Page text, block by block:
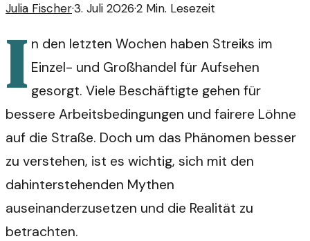
Julia Fischer·3. Juli 2026·2 Min. Lesezeit
I n den letzten Wochen haben Streiks im
Einzel- und Großhandel für Aufsehen
gesorgt. Viele Beschäftigte gehen für
bessere Arbeitsbedingungen und fairere Löhne
auf die Straße. Doch um das Phänomen besser
zu verstehen, ist es wichtig, sich mit den
dahinterstehenden Mythen
auseinanderzusetzen und die Realität zu
betrachten.